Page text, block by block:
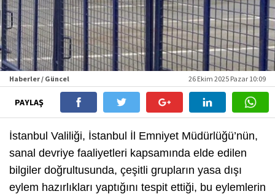
Haberler / Güncel 26 Ekim 2025 Pazar 10:09
PAYLAŞ
İstanbul Valiliği, İstanbul İl Emniyet Müdürlüğü’nün,
sanal devriye faaliyetleri kapsamında elde edilen
bilgiler doğrultusunda, çeşitli grupların yasa dışı
eylem hazırlıkları yaptığını tespit ettiği, bu eylemlerin